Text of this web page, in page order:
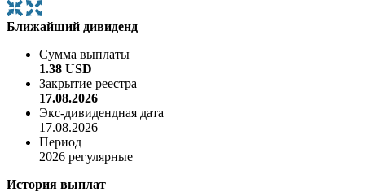
Ближайший дивиденд
Сумма выплаты
1.38 USD
Закрытие реестра
17.08.2026
Экс-дивидендная дата
17.08.2026
Период
2026 регулярные
История выплат